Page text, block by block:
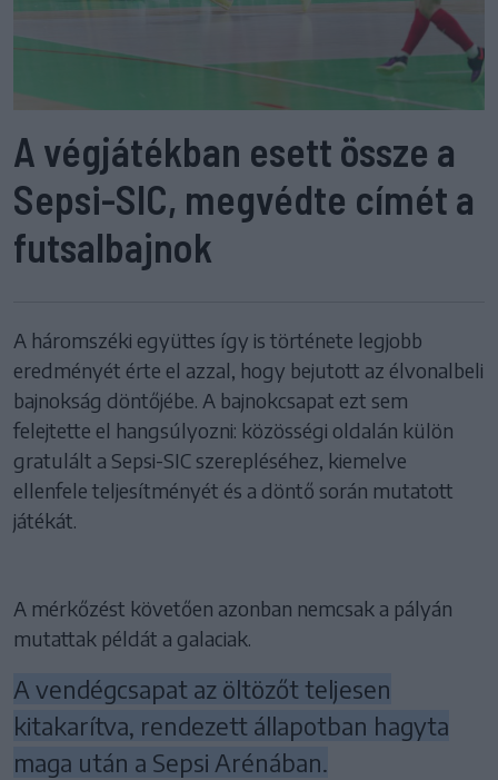
A végjátékban esett össze a
Sepsi-SIC, megvédte címét a
futsalbajnok
A háromszéki együttes így is története legjobb
eredményét érte el azzal, hogy bejutott az élvonalbeli
bajnokság döntőjébe. A bajnokcsapat ezt sem
felejtette el hangsúlyozni: közösségi oldalán külön
gratulált a Sepsi-SIC szerepléséhez, kiemelve
ellenfele teljesítményét és a döntő során mutatott
játékát.
A mérkőzést követően azonban nemcsak a pályán
mutattak példát a galaciak.
A vendégcsapat az öltözőt teljesen
kitakarítva, rendezett állapotban hagyta
maga után a Sepsi Arénában.